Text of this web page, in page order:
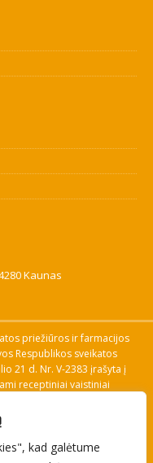
kad galėtume
Kaunas
priežiūros ir farmacijos
Respublikos sveikatos
21 d. Nr. V-2383 įrašyta į
receptiniai vaistiniai
Vaistų ir medicinos
tinklalapis, Sveikatos
apie įtariamą